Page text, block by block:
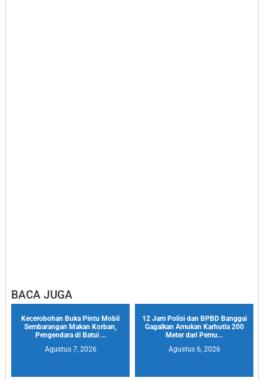
BACA JUGA
Kecerobohan Buka Pintu Mobil
Sembarangan Makan Korban,
Pengendara di Batui ...
Agustus 7, 2026
12 Jam Polisi dan BPBD Banggai
Gagalkan Amukan Karhutla 200
Meter dari Pemu...
Agustus 6, 2026